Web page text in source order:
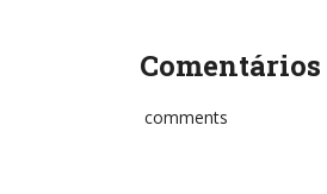
Comentários
comments